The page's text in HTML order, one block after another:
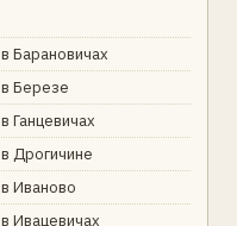
Барановичах
Березе
Ганцевичах
Дрогичине
Иваново
Ивацевичах